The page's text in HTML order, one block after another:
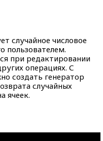
случайное числовое
пользователем.
при редактировании
операциях. С
создать генератор
случайных
ячеек.